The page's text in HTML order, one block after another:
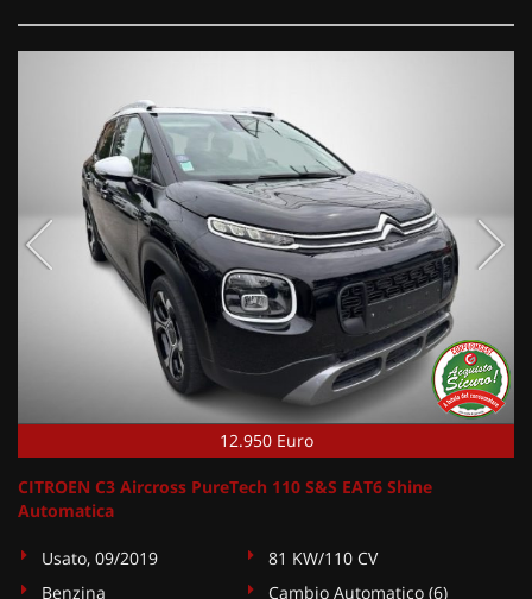
12.950 Euro
CITROEN C3 Aircross PureTech 110 S&S EAT6 Shine
Automatica
Usato, 09/2019
81 KW/110 CV
Benzina
Cambio Automatico (6)